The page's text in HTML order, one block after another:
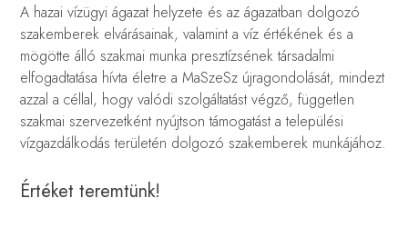
A hazai vízügyi ágazat helyzete és az ágazatban dolgozó
szakemberek elvárásainak, valamint a víz értékének és a
mögötte álló szakmai munka presztízsének társadalmi
elfogadtatása hívta életre a MaSzeSz újragondolását, mindezt
azzal a céllal, hogy valódi szolgáltatást végző, független
szakmai szervezetként nyújtson támogatást a települési
vízgazdálkodás területén dolgozó szakemberek munkájához.
Értéket teremtünk!